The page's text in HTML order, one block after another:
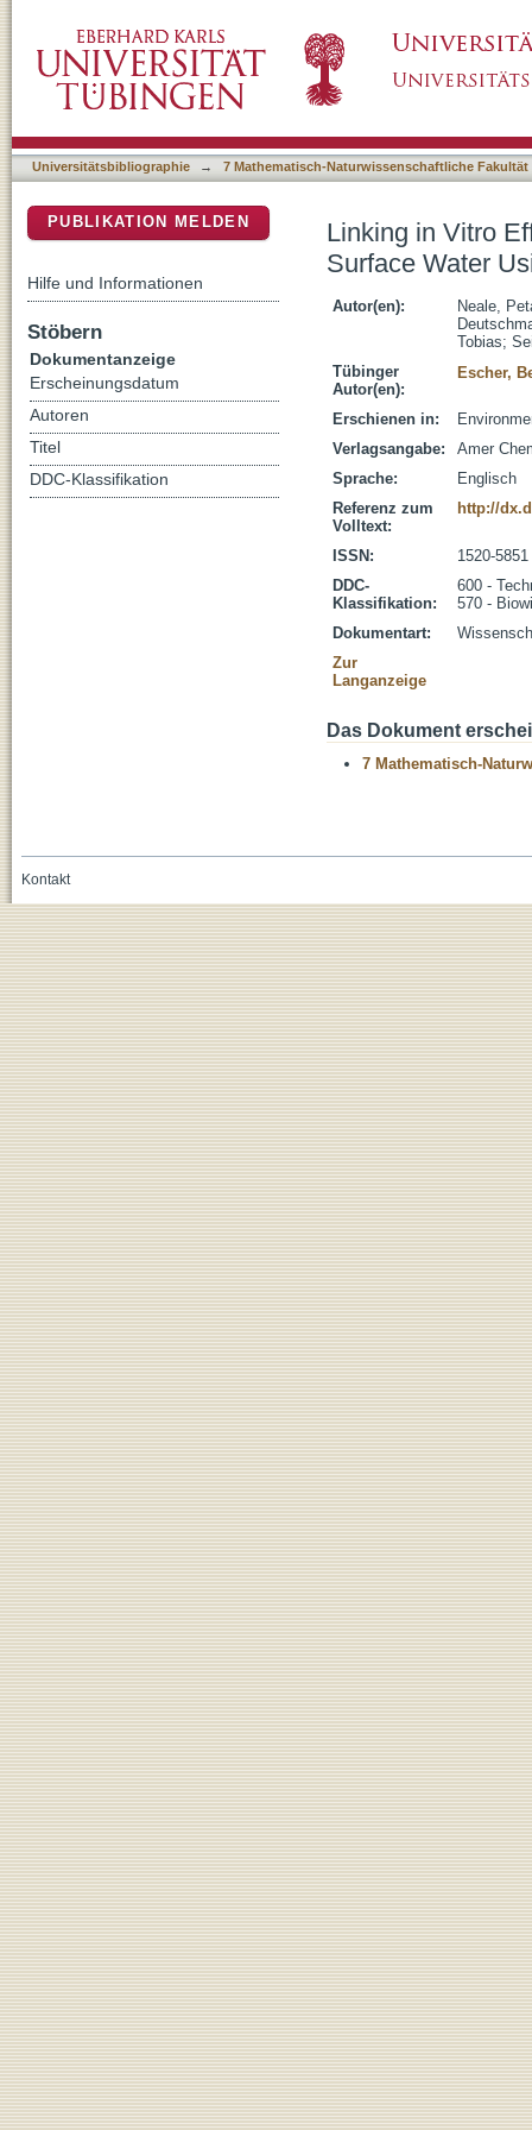
Toxicity Modeling
Universitätsbibliographie → 7 Mathematisch-Naturwissenschaftliche Fakultät
Linking in Vitro
Surface Water
Autor(en):
Neale,
Tobias;
Tübinger
Autor(en):
Escher,
Erschienen in:
Verlagsangabe:
Amer
Sprache:
Englisch
Referenz zum
Volltext:
http://
ISSN:
1520-5851
DDC-
Klassifikation:
600 -
570 -
Dokumentart:
Zur
Langanzeige
Das Dokument
7 Mathematisch-
PUBLIKATION MELDEN
Hilfe und Informationen
Stöbern
Dokumentanzeige
Erscheinungsdatum
Autoren
Titel
DDC-Klassifikation
Kontakt